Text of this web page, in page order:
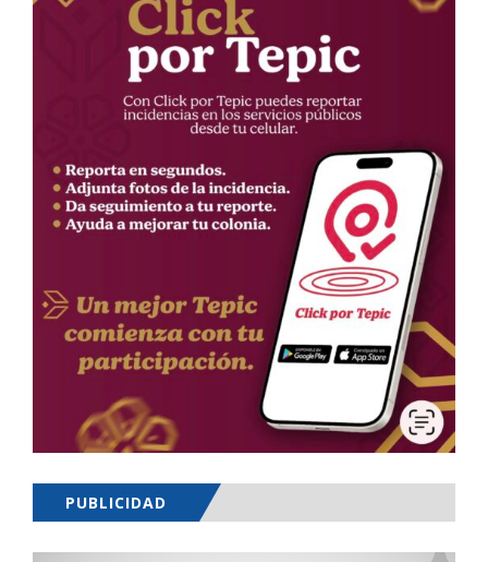
PUBLICIDAD